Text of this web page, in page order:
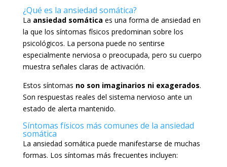
¿Qué es la ansiedad somática?
La ansiedad somática es una forma de ansiedad en
la que los síntomas físicos predominan sobre los
psicológicos. La persona puede no sentirse
especialmente nerviosa o preocupada, pero su cuerpo
muestra señales claras de activación.
Estos síntomas no son imaginarios ni exagerados.
Son respuestas reales del sistema nervioso ante un
estado de alerta mantenido.
Síntomas físicos más comunes de la ansiedad
somática
La ansiedad somática puede manifestarse de muchas
formas. Los síntomas más frecuentes incluyen: